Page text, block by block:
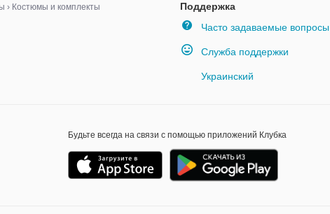
Поддержка
Часто задаваемые вопросы
Служба поддержки
Украинский
› Костюмы и комплекты
Будьте всегда на связи с помощью приложений Клубка